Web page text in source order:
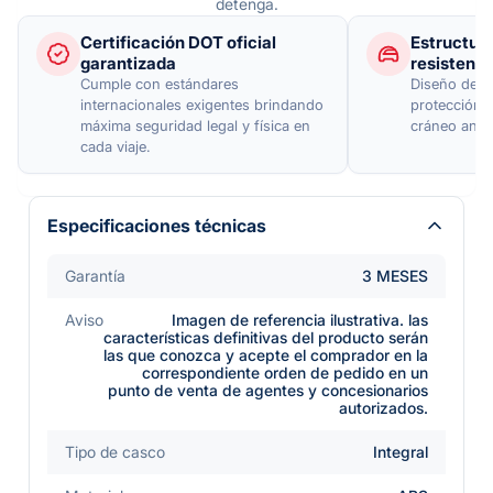
detenga.
Certificación DOT oficial
garantizada
Cumple con estándares
internacionales exigentes brindando
máxima seguridad legal y física en
cada viaje.
Diseño de
protección
cráneo
Especificaciones técnicas
Garantía 3 MESES
Aviso
Imagen de referencia ilustrativa. las
características definitivas del producto serán
las que conozca y acepte el comprador en la
correspondiente orden de pedido en un
punto de venta de agentes y concesionarios
autorizados.
Tipo de casco Integral